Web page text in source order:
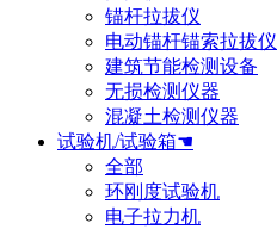
锚杆拉拔仪
电动锚杆锚索拉拔仪
建筑节能检测设备
无损检测仪器
混凝土检测仪器
试验机/试验箱☚
全部
环刚度试验机
电子拉力机